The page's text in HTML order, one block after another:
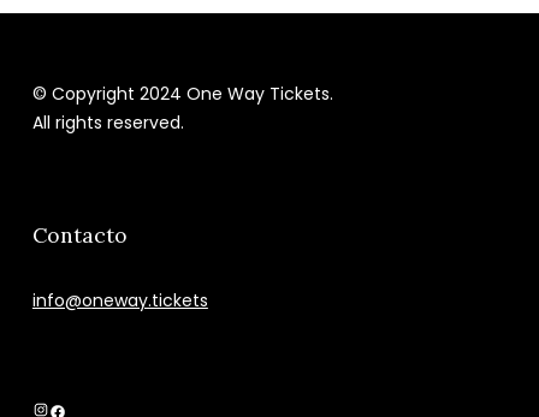
© Copyright 2024 One Way Tickets.
All rights reserved.
Contacto
info@oneway.tickets
Instagram